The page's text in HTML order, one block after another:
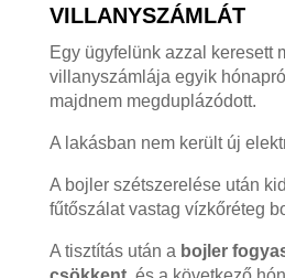
VILLANYSZÁMLÁT
Egy ügyfelünk azzal keresett
villanyszámlája egyik
majdnem megduplázódott.
A lakásban nem került új
A bojler szétszerelése után
fűtőszálat vastag vízkőréteg
A tisztítás után a bojler